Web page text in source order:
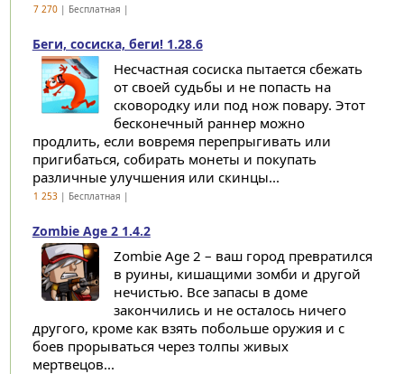
7 270| Бесплатная |
Беги, сосиска, беги! 1.28.6
Несчастная сосиска пытается сбежать
от своей судьбы и не попасть на
сковородку или под нож повару. Этот
бесконечный раннер можно
продлить, если вовремя перепрыгивать или
пригибаться, собирать монеты и покупать
различные улучшения или скинцы...
1 253| Бесплатная |
Zombie Age 2 1.4.2
Zombie Age 2 – ваш город превратился
в руины, кишащими зомби и другой
нечистью. Все запасы в доме
закончились и не осталось ничего
другого, кроме как взять побольше оружия и с
боев прорываться через толпы живых
мертвецов...